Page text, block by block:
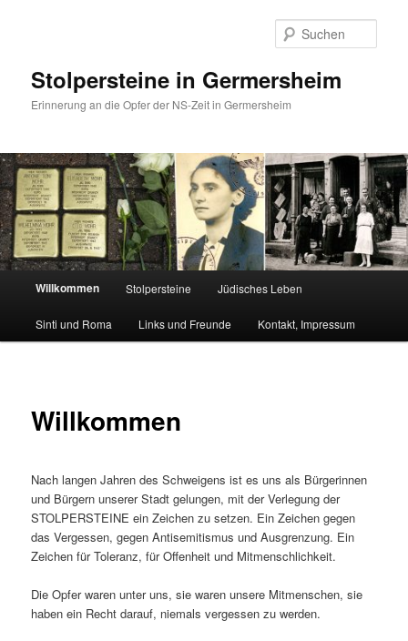
Stolpersteine in Germersheim
Erinnerung an die Opfer der NS-Zeit in Germersheim
HauptmenüWillkommen Stolpersteine Jüdisches Leben
Sinti und Roma Links und Freunde Kontakt, Impressum
Willkommen
Nach langen Jahren des Schweigens ist es uns als Bürgerinnen
und Bürgern unserer Stadt gelungen, mit der Verlegung der
STOLPERSTEINE ein Zeichen zu setzen. Ein Zeichen gegen
das Vergessen, gegen Antisemitismus und Ausgrenzung. Ein
Zeichen für Toleranz, für Offenheit und Mitmenschlichkeit.
Die Opfer waren unter uns, sie waren unsere Mitmenschen, sie
haben ein Recht darauf, niemals vergessen zu werden.